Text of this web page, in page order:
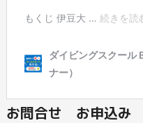
お問合せ お申込み